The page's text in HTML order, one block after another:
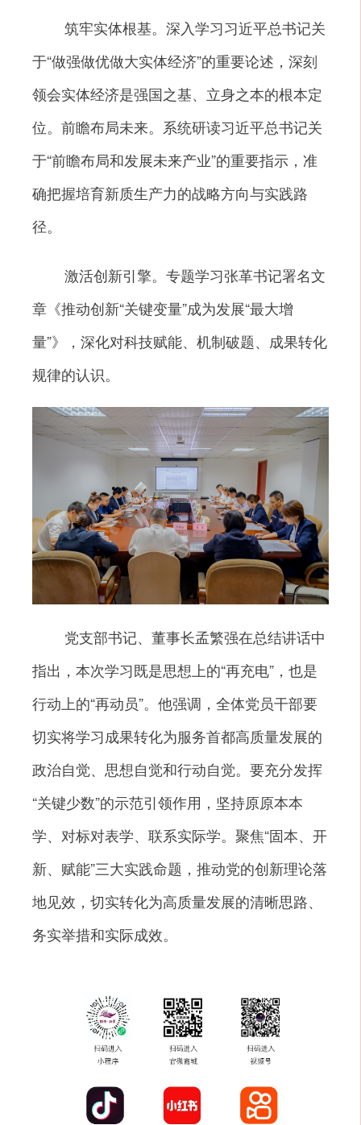
筑牢实体根基。深入学习习近平总书记关
于“做强做优做大实体经济”的重要论述，深刻
领会实体经济是强国之基、立身之本的根本定
位。前瞻布局未来。系统研读习近平总书记关
于“前瞻布局和发展未来产业”的重要指示，准
确把握培育新质生产力的战略方向与实践路
径。
激活创新引擎。专题学习张革书记署名文
章《推动创新“关键变量”成为发展“最大增
量”》，深化对科技赋能、机制破题、成果转化
规律的认识。
党支部书记、董事长孟繁强在总结讲话中
指出，本次学习既是思想上的“再充电”，也是
行动上的“再动员”。他强调，全体党员干部要
切实将学习成果转化为服务首都高质量发展的
政治自觉、思想自觉和行动自觉。要充分发挥
“关键少数”的示范引领作用，坚持原原本本
学、对标对表学、联系实际学。聚焦“固本、开
新、赋能”三大实践命题，推动党的创新理论落
地见效，切实转化为高质量发展的清晰思路、
务实举措和实际成效。